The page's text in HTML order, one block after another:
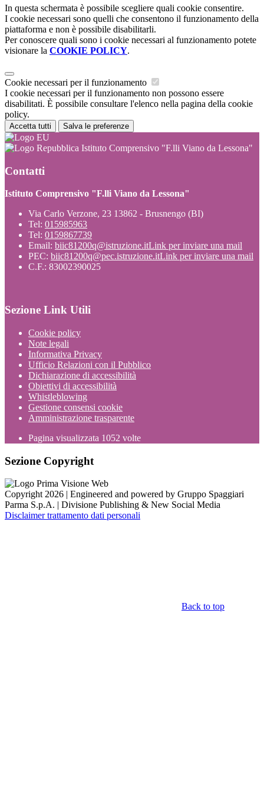
In questa schermata è possibile scegliere quali cookie consentire.
I cookie necessari sono quelli che consentono il funzionamento della
piattaforma e non è possibile disabilitarli.
Per conoscere quali sono i cookie necessari al funzionamento potete
visionare la COOKIE POLICY.
Cookie necessari per il funzionamento
I cookie necessari per il funzionamento non possono essere
disabilitati. È possibile consultare l'elenco nella pagina della cookie
policy.
Accetta tutti Salva le preferenze
Istituto Comprensivo "F.lli Viano da Lessona"
Contatti
Istituto Comprensivo "F.lli Viano da Lessona"
Via Carlo Verzone, 23 13862 - Brusnengo (BI)
Tel: 015985963
Tel: 0159867739
Email: biic81200q@istruzione.itLink per inviare una mail
PEC: biic81200q@pec.istruzione.itLink per inviare una mail
C.F.: 83002390025
Sezione Link Utili
Cookie policy
Note legali
Informativa Privacy
Ufficio Relazioni con il Pubblico
Dichiarazione di accessibilità
Obiettivi di accessibilità
Whistleblowing
Gestione consensi cookie
Amministrazione trasparente
Pagina visualizzata 1052 volte
Sezione Copyright
Copyright 2026 | Engineered and powered by Gruppo Spaggiari
Parma S.p.A. | Divisione Publishing & New Social Media
Disclaimer trattamento dati personali
Back to top